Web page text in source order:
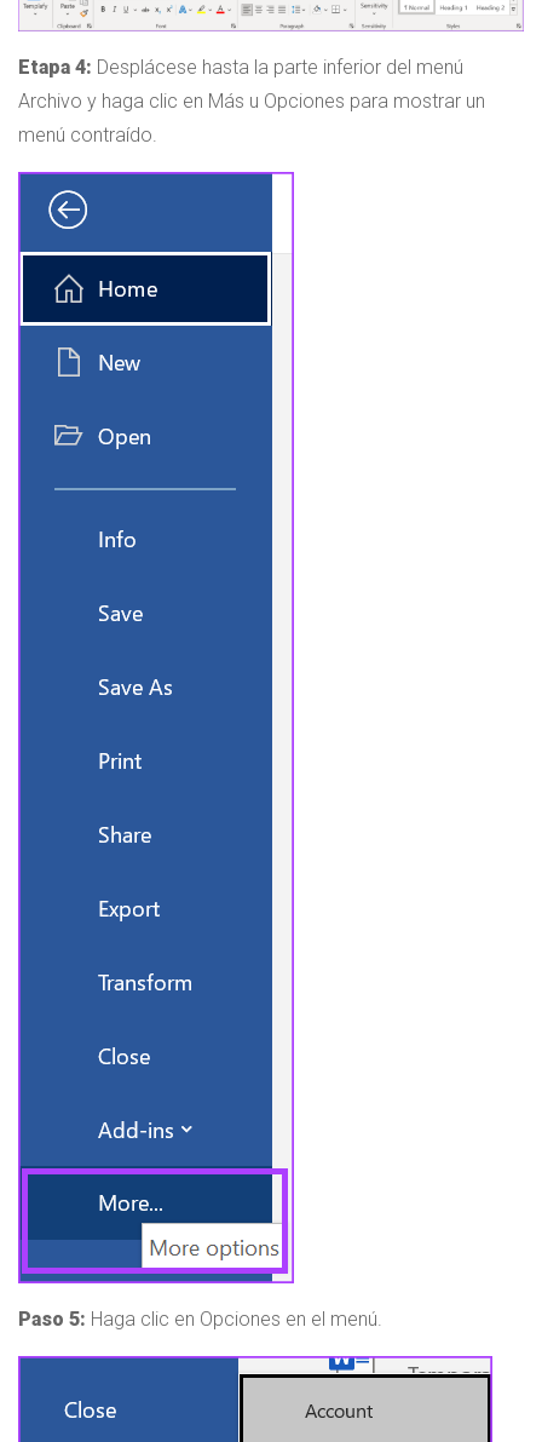
Etapa 4: Desplácese hasta la parte inferior del menú
Archivo y haga clic en Más u Opciones para mostrar un
menú contraído.
Paso 5: Haga clic en Opciones en el menú.